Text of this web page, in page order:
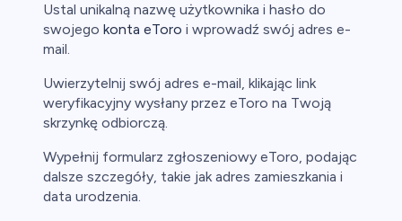
Ustal unikalną nazwę użytkownika i hasło do
swojego konta eToro i wprowadź swój adres e-
mail.
Uwierzytelnij swój adres e-mail, klikając link
weryfikacyjny wysłany przez eToro na Twoją
skrzynkę odbiorczą.
Wypełnij formularz zgłoszeniowy eToro, podając
dalsze szczegóły, takie jak adres zamieszkania i
data urodzenia.